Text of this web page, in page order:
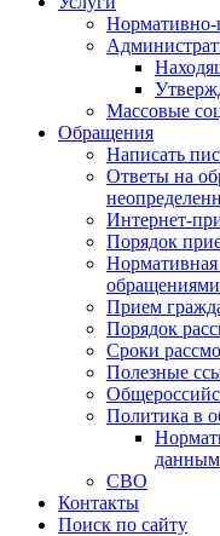
Нормативно-
Массовые
Обращения
Написать
Ответы на
Интернет-
Порядок
Нормативная
Прием
Порядок
Сроки
Полезные
Политика в
данным
СВО
Контакты
Поиск по сайту